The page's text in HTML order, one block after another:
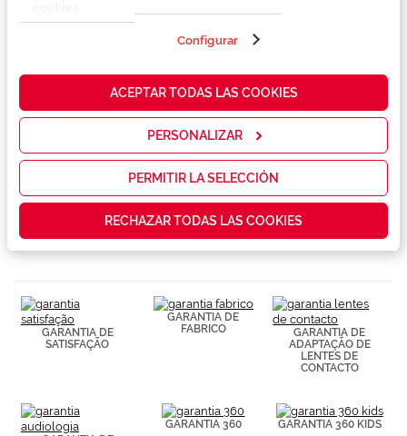
propias y de
cómo mejorar
servicios y
las
que realmente
contenidos
personalizados
elaborado a
partir de tus
hábitos de
navegación
Puedes
consultar más
Configurar
ACEPTAR TODAS LAS COOKIES
PERSONALIZAR
PERMITIR LA SELECCIÓN
RECHAZAR TODAS LAS COOKIES
Serviços exclusivos
GARANTIA DE
SATISFAÇÃO
GARANTIA DE
FABRICO
GARANTIA DE
ADAPTAÇÃO DE
LENTES DE
CONTACTO
GARANTIA 360 GARANTIA 360 KIDS